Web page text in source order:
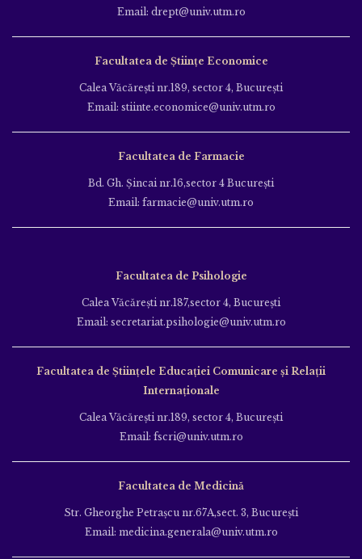
Email: drept@univ.utm.ro
Facultatea de Științe Economice
Calea Văcăreşti nr.189, sector 4, Bucureşti
Email: stiinte.economice@univ.utm.ro
Facultatea de Farmacie
Bd. Gh. Şincai nr.16,sector 4 Bucureşti
Email: farmacie@univ.utm.ro
Facultatea de Psihologie
Calea Văcăreşti nr.187,sector 4, Bucureşti
Email: secretariat.psihologie@univ.utm.ro
Facultatea de Ştiinţele Educației Comunicare și Relații
Internaționale
Calea Văcăreşti nr.189, sector 4, Bucureşti
Email: fscri@univ.utm.ro
Facultatea de Medicină
Str. Gheorghe Petraşcu nr.67A,sect. 3, Bucureşti
Email: medicina.generala@univ.utm.ro